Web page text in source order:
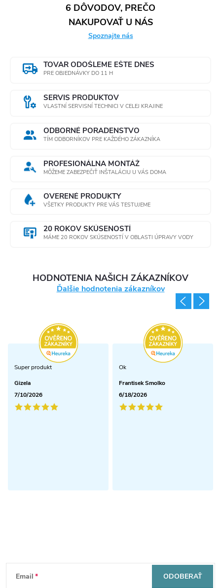
6 DÔVODOV, PREČO
NAKUPOVAŤ U NÁS
Spoznajte nás
TOVAR ODOŠLEME EŠTE DNES
PRE OBJEDNÁVKY DO 11 H
SERVIS PRODUKTOV
VLASTNÍ SERVISNÍ TECHNICI V CELEJ KRAJINE
ODBORNÉ PORADENSTVO
TÍM ODBORNÍKOV PRE KAŽDÉHO ZÁKAZNÍKA
PROFESIONÁLNA MONTÁŽ
MÔŽEME ZABEZPEČIŤ INŠTALÁCIU U VÁS DOMA
OVERENÉ PRODUKTY
VŠETKY PRODUKTY PRE VÁS TESTUJEME
20 ROKOV SKÚSENOSTÍ
MÁME 20 ROKOV SKÚSENOSTÍ V OBLASTI ÚPRAVY VODY
HODNOTENIA NAŠICH ZÁKAZNÍKOV
Ďalšie hodnotenia zákazníkov
Super produkt
Gizela
7/10/2026
Ok
Frantisek Smolko
6/18/2026
Z Email ODOBERAŤ